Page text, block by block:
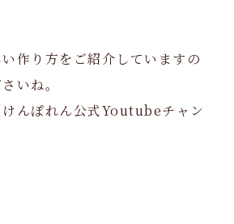
作り方をご紹介していますの
いね。
けんぽれん公式Youtubeチャン